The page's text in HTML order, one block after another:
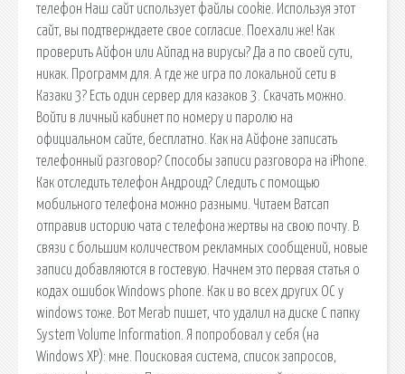
телефон Наш сайт использует файлы cookie. Используя этот
сайт, вы подтверждаете свое согласие. Поехали же! Как
проверить Айфон или Айпад на вирусы? Да а по своей сути,
никак. Программ для. А где же игра по локальной сети в
Казаки 3? Есть один сервер для казаков 3. Скачать можно.
Войти в личный кабинет по номеру и паролю на
официальном сайте, бесплатно. Как на Айфоне записать
телефонный разговор? Способы записи разговора на iPhone.
Как отследить телефон Андроид? Следить с помощью
мобильного телефона можно разными. Читаем Ватсап
отправив историю чата с телефона жертвы на свою почту. В
связи с большим количеством рекламных сообщений, новые
записи добавляются в гостевую. Начнем это первая статья о
кодах ошибок Windows phone. Как и во всех других ОС у
windows тоже. Вот Merab пишет, что удалил на диске С папку
System Volume Information. Я попробовал у себя (на
Windows XP): мне. Поисковая сиcтема, список запросов,